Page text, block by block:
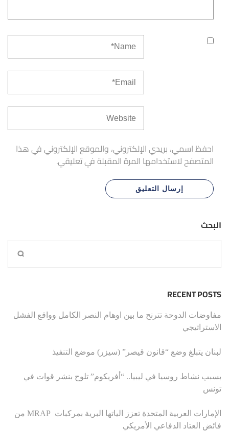
احفظ اسمي، بريدي الإلكتروني، والموقع الإلكتروني في هذا
المتصفح لاستخدامها المرة المقبلة في تعليقي.
البحث
RECENT POSTS
مفاوضات الدوحة تترنح ما بين اوهام النصر الكامل وواقع الفشل
الاستراتيجي
لبنان يتبلغ وضع “قانون قيصر” (سيزر) موضع التنفيذ
بسبب نشاط روسيا في ليبيا.. “أفريكوم” تلوح بنشر قوات في
تونس
الإمارات العربية المتحدة تعزز الياتها البرية بمركبات MRAP من
فائض العتاد الدفاعي الأمريكي